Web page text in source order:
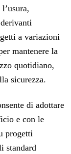
a variazioni
mantenere la
quotidiano,
sicurezza.
di adottare
e con le
progetti
standard